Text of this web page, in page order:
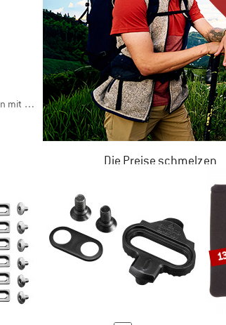
mit Gegenplatte
Die Preise schmelzen
JETZT BIS ZU 50% RABATT
ZUM SOMMER SALE